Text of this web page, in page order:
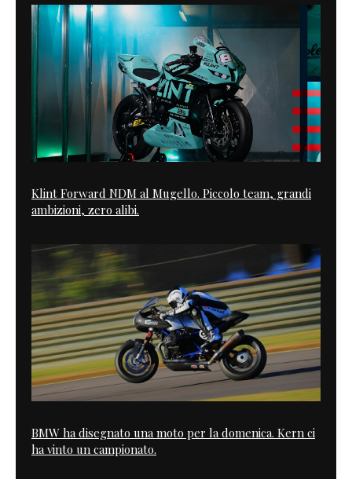
Klint Forward NDM al Mugello. Piccolo team, grandi
ambizioni, zero alibi.
BMW ha disegnato una moto per la domenica. Kern ci
ha vinto un campionato.